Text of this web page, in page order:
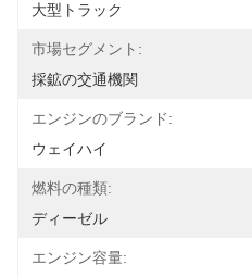
大型トラック
市場セグメント:
採鉱の交通機関
エンジンのブランド:
ウェイハイ
燃料の種類:
ディーゼル
エンジン容量: